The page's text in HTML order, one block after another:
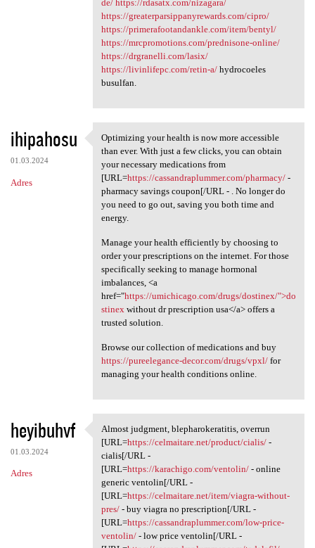
de/ https://rdasatx.com/nizagara/
https://greaterparsippanyrewards.com/cipro/
https://primerafootandankle.com/item/bentyl/
https://mrcpromotions.com/prednisone-online/
https://drgranelli.com/lasix/
https://livinlifepc.com/retin-a/hydrocoeles
busulfan.
ihipahosu
01.03.2024
Adres
Optimizing your health is now
Optimizing your health is now more accessible
than ever. With just a few clicks, you can obtain
your necessary medications from
[URL=https://cassandraplummer.com/pharmacy/-
pharmacy savings coupon[/URL - . No longer do
you need to go out, saving you both time and
energy.
Manage your health efficiently by choosing to
order your prescriptions on the internet. For those
specifically seeking to manage hormonal
imbalances, <a
href="https://umichicago.com/drugs/dostinex/">do
stinexwithout dr prescription usa</a> offers a
trusted solution.
Browse our collection of medications and buy
https://pureelegance-decor.com/drugs/vpxl/for
managing your health conditions online.
heyibuhvf
01.03.2024
Adres
Almost judgment,
Almost judgment, blepharokeratitis, overrun
[URL=https://celmaitare.net/product/cialis/-
cialis[/URL -
[URL=https://karachigo.com/ventolin/- online
generic ventolin[/URL -
[URL=https://celmaitare.net/item/viagra-without-
pres/- buy viagra no prescription[/URL -
[URL=https://cassandraplummer.com/low-price-
ventolin/- low price ventolin[/URL -